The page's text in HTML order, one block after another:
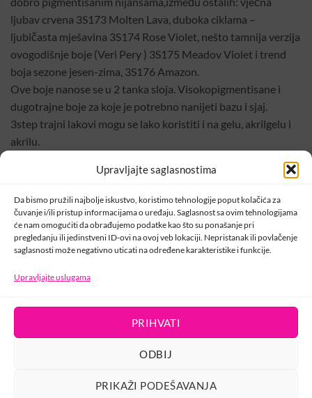
Upravljajte saglasnostima
Da bismo pružili najbolje iskustvo, koristimo tehnologije poput kolačića za
čuvanje i/ili pristup informacijama o uređaju. Saglasnost sa ovim tehnologijama
će nam omogućiti da obrađujemo podatke kao što su ponašanje pri
pregledanju ili jedinstveni ID-ovi na ovoj veb lokaciji. Nepristanak ili povlačenje
saglasnosti može negativno uticati na određene karakteristike i funkcije.
Upravljajte uslugama
PRIHVATI
ODBIJ
PRIKAŽI PODEŠAVANJA
ljubav crvena 3S173 Molten Lava, duboka ciklama –
ljubičasta mješavina 3S174 Rose Violet, nešto tamnija verzija
ovogodišnje boje (Veri Pery ) 3S175 Meadov Violet i trend
boja sezone jesen-zima, 3S176 Amazon.
Ove boje nanose se u 2 tanka sloja. Visokopigmentisane i
dugotrajne boje za koje je potrebno nanijeti bazu i sjaj.
3step trajni lakovi mogu se lako koristiti i na gelu, akrilgelu i
akrilu.
Zbog svoje pigmentacije i neodoljive posebno patentirane i
prilagođene četkice ubrzava nanošenje i osigurava kvalitetan,
vrlo uredan i brz rad.
Vrijeme sušenja: LED lampa 1-2 minute.
Šifra:
000154
KONTAKT
USLOVI KORIŠTENJA
POLITIKA PRIVATNOSTI